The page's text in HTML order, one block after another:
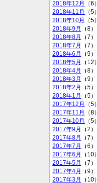
2018年12月
（6）
2018年11月
（5）
2018年10月
（5）
2018年9月
（8）
2018年8月
（7）
2018年7月
（7）
2018年6月
（9）
2018年5月
（12）
2018年4月
（8）
2018年3月
（9）
2018年2月
（5）
2018年1月
（5）
2017年12月
（5）
2017年11月
（8）
2017年10月
（5）
2017年9月
（2）
2017年8月
（7）
2017年7月
（6）
2017年6月
（10）
2017年5月
（7）
2017年4月
（9）
2017年3月
（10）